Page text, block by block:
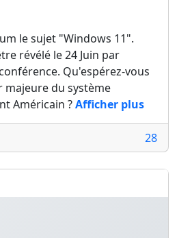
le sujet "Windows 11".
révélé le 24 Juin par
Qu'espérez-vous
majeure du système
Américain ?Afficher plus
28